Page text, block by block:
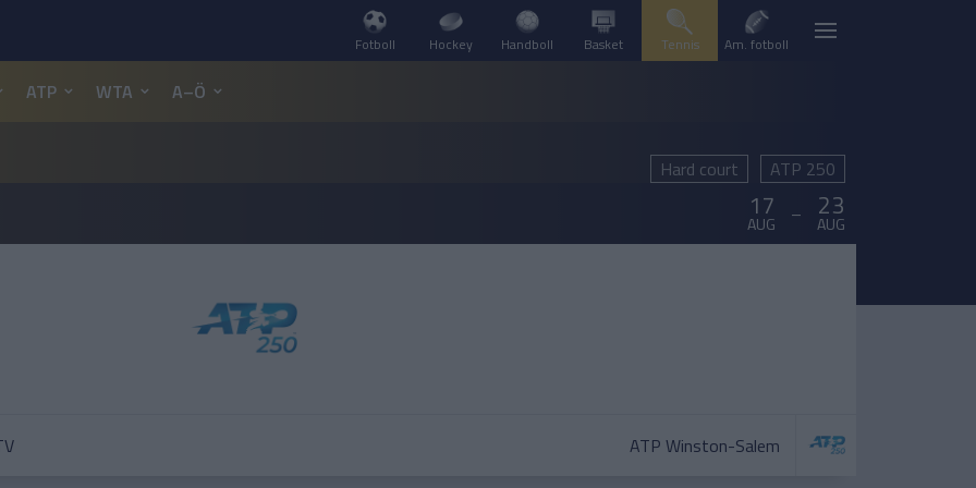
Fotboll Hockey Handboll Basket Tennis Am. fotboll
ATP WTA A–Ö
Hard court ATP 250
17
AUG – 23
AUG
ATP Winston-Salem